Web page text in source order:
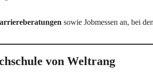
sowie Jobmessen an, bei
von Weltrang